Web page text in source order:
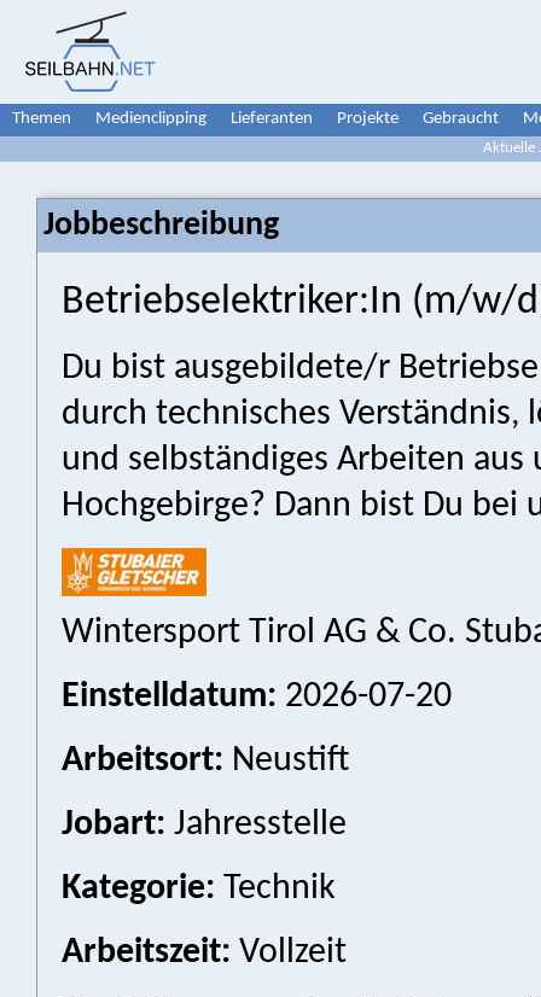
Themen Medienclipping Lieferanten Projekte Gebraucht
Aktuelle
Jobbeschreibung
Betriebselektriker:In (m/w/
Du bist ausgebildete/r
durch technisches Verständnis,
und selbständiges Arbeiten
Hochgebirge? Dann bist Du bei
Wintersport Tirol AG & Co.
Einstelldatum: 2026-07-20
Arbeitsort: Neustift
Jobart: Jahresstelle
Kategorie: Technik
Arbeitszeit: Vollzeit